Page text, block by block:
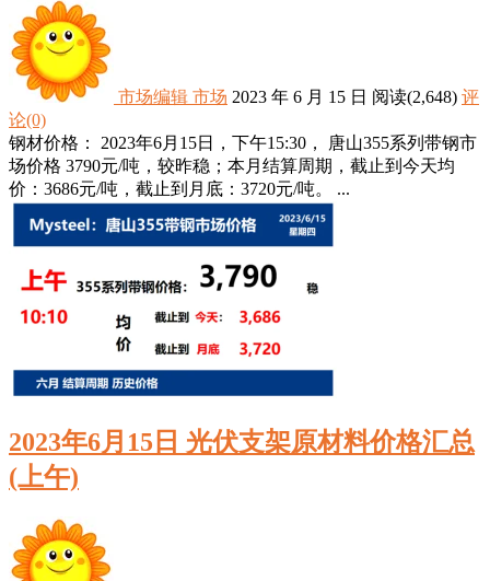
市场编辑 市场 2023 年 6 月 15 日 阅读(2,648) 评
论(0)
钢材价格： 2023年6月15日，下午15:30， 唐山355系列带钢市
场价格 3790元/吨，较昨稳；本月结算周期，截止到今天均
价：3686元/吨，截止到月底：3720元/吨。 ...
2023年6月15日 光伏支架原材料价格汇总
(上午)